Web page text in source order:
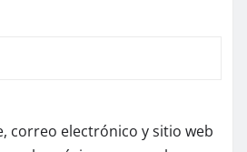
correo electrónico y sitio web